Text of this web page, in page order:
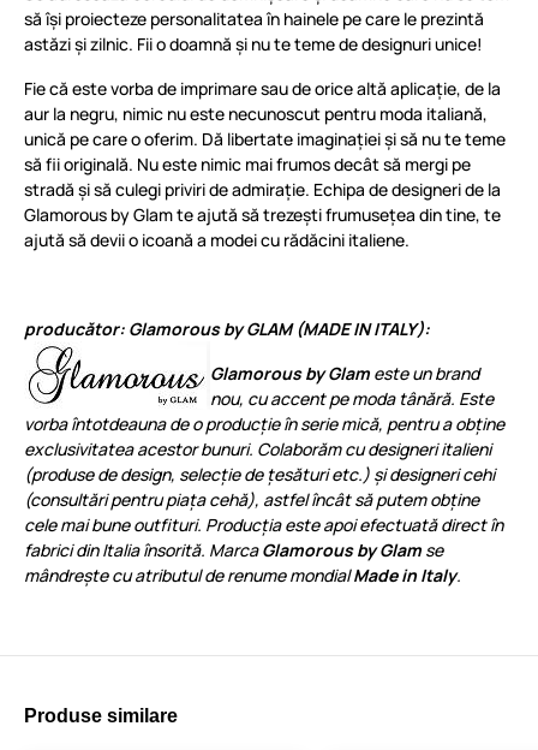
să își proiecteze personalitatea în hainele pe care le prezintă
astăzi și zilnic. Fii o doamnă și nu te teme de designuri unice!
Fie că este vorba de imprimare sau de orice altă aplicație, de la
aur la negru, nimic nu este necunoscut pentru moda italiană,
unică pe care o oferim. Dă libertate imaginației și să nu te teme
să fii originală. Nu este nimic mai frumos decât să mergi pe
stradă și să culegi priviri de admirație. Echipa de designeri de la
Glamorous by Glam te ajută să trezești frumusețea din tine, te
ajută să devii o icoană a modei cu rădăcini italiene.
producător: Glamorous by GLAM (MADE IN ITALY):
Glamorous by Glam este un brand
nou, cu accent pe moda tânără. Este
vorba întotdeauna de o producție în serie mică, pentru a obține
exclusivitatea acestor bunuri. Colaborăm cu designeri italieni
(produse de design, selecție de țesături etc.) și designeri cehi
(consultări pentru piața cehă), astfel încât să putem obține
cele mai bune outfituri. Producția este apoi efectuată direct în
fabrici din Italia însorită. MarcaGlamorous by Glam se
mândrește cu atributul de renume mondialMade in Italy.
Produse similare